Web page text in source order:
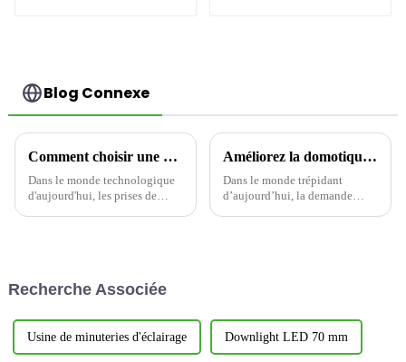
Blog Connexe
Comment choisir une prise de charge USB : alimentez votre espace intelligemment-1
Dans le monde technologique
d'aujourd'hui, les prises de
se valent pas.
Améliorez la domotique avec des prises Wi-Fi intelligentes
Dans le monde trépidant
d’aujourd’hui, la demande
Recherche Associée
Usine de minuteries d'éclairage Downlight LED 70 mm